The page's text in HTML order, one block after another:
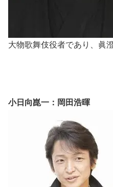
大物歌舞伎役者であり、眞
小日向崑一：岡田浩暉